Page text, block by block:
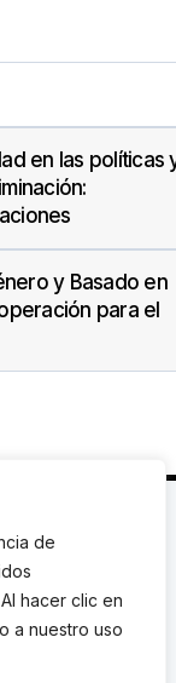
de
hacer clic en
a nuestro uso
en las políticas
y Basado en
para el
|T.: +34 93